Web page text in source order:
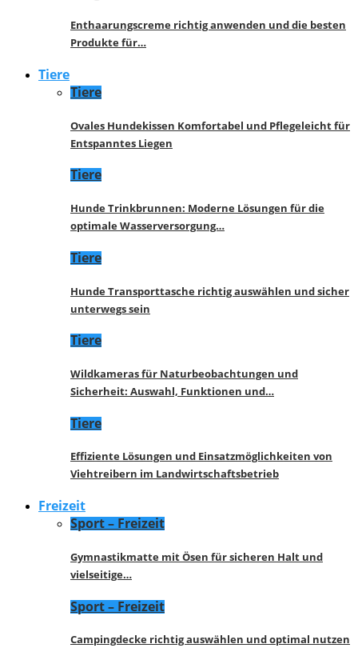
Enthaarungscreme richtig anwenden und die besten
Produkte für…
Tiere
Tiere
Ovales Hundekissen Komfortabel und Pflegeleicht für
Entspanntes Liegen
Tiere
Hunde Trinkbrunnen: Moderne Lösungen für die
optimale Wasserversorgung…
Tiere
Hunde Transporttasche richtig auswählen und sicher
unterwegs sein
Tiere
Wildkameras für Naturbeobachtungen und
Sicherheit: Auswahl, Funktionen und…
Tiere
Effiziente Lösungen und Einsatzmöglichkeiten von
Viehtreibern im Landwirtschaftsbetrieb
Freizeit
Sport – Freizeit
Gymnastikmatte mit Ösen für sicheren Halt und
vielseitige…
Sport – Freizeit
Campingdecke richtig auswählen und optimal nutzen